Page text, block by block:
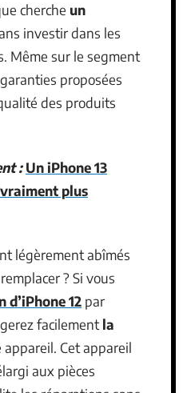
cherche un
investir dans les
Même sur le segment
proposées
des produits
: Un iPhone 13
plus
légèrement abîmés
? Si vous
d’iPhone 12 par
facilement la
appareil. Cet appareil
aux pièces